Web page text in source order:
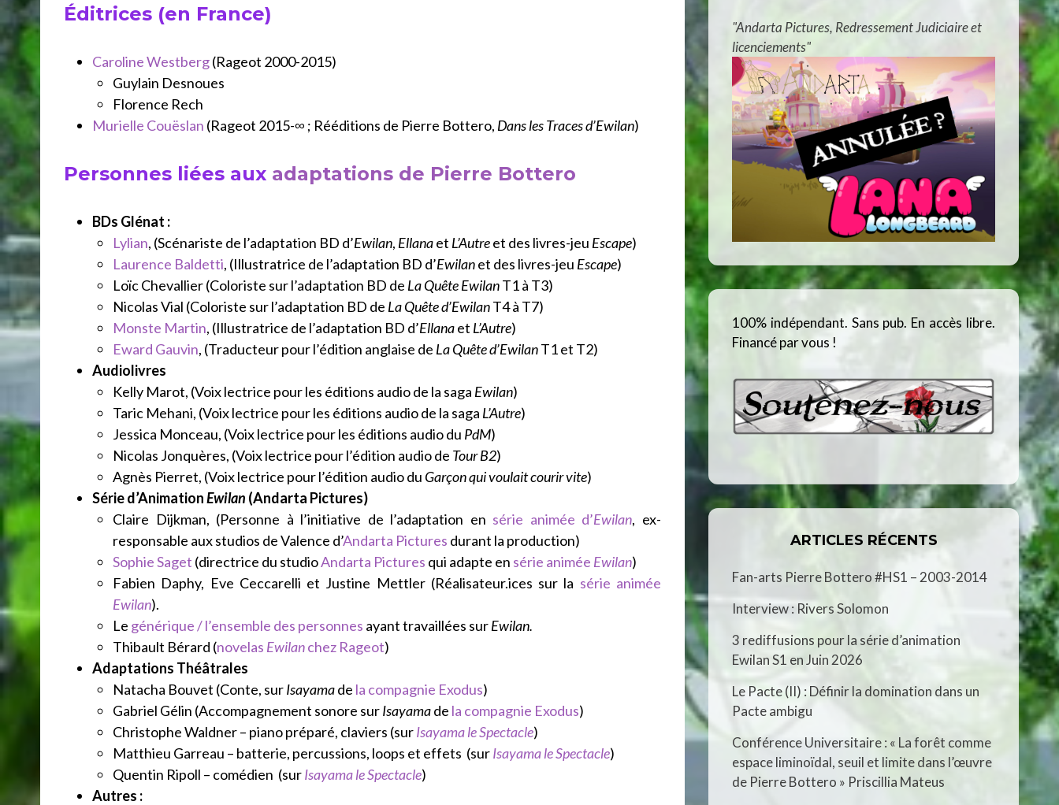
Éditrices (en France)
Caroline Westberg(Rageot 2000-2015)
Guylain Desnoues
Florence Rech
Murielle Couëslan (Rageot 2015-∞ ; Rééditions de Pierre Bottero, Dans les Traces d’Ewilan)
Personnes liées aux adaptations de Pierre Bottero
BDs Glénat :
Lylian, (Scénariste de l’adaptation BD d’Ewilan, Ellanaet L’Autreet des livres-jeu Escape)
Laurence Baldetti, (Illustratrice de l’adaptation BD d’Ewilanet des livres-jeu Escape)
Loïc Chevallier (Coloriste sur l’adaptation BD de La QuêteEwilanT1 à T3)
Nicolas Vial (Coloriste sur l’adaptation BD de La Quête d’EwilanT4 à T7)
Monste Martin, (Illustratrice de l’adaptation BD d’Ellanaet L’Autre)
Eward Gauvin, (Traducteur pour l’édition anglaise de La Quête d’EwilanT1 et T2)
Audiolivres
Kelly Marot, (Voix lectrice pour les éditions audio de la saga Ewilan)
Taric Mehani, (Voix lectrice pour les éditions audio de la saga L’Autre)
Jessica Monceau, (Voix lectrice pour les éditions audio du PdM)
Nicolas Jonquères, (Voix lectrice pour l’édition audio de Tour B2)
Agnès Pierret, (Voix lectrice pour l’édition audio du Garçon qui voulait courir vite)
Série d’AnimationEwilan (Andarta Pictures)
Claire Dijkman, (Personne à l’initiative de l’adaptation en série animée d’Ewilan, ex-
responsable aux studios de Valence d’Andarta Pictures durant la production)
Sophie Saget (directrice du studioAndarta Pictures qui adapte en série animée Ewilan)
Fabien Daphy, Eve Ceccarelli et Justine Mettler (Réalisateur.ices sur la série animée
Ewilan).
Le générique / l’ensemble des personnes ayant travaillées surEwilan.
Thibault Bérard (novelas Ewilanchez Rageot)
Adaptations Théâtrales
Natacha Bouvet (Conte, surIsayamade la compagnie Exodus)
Gabriel Gélin (Accompagnement sonore surIsayamade la compagnie Exodus)
Christophe Waldner – piano préparé, claviers (surIsayama le Spectacle)
Matthieu Garreau – batterie, percussions, loops et effets (surIsayama le Spectacle)
Quentin Ripoll – comédien (surIsayama le Spectacle)
Autres :
"Andarta Pictures, Redressement Judiciaire et
licenciements"
100% indépendant. Sans pub. En accès libre.
Financé par vous !
ARTICLES RÉCENTS
Fan-arts Pierre Bottero #HS1 – 2003-2014
Interview : Rivers Solomon
3 rediffusions pour la série d’animation
Ewilan S1 en Juin 2026
Le Pacte (II) : Définir la domination dans un
Pacte ambigu
Conférence Universitaire : « La forêt comme
espace liminoïdal, seuil et limite dans l’œuvre
de Pierre Bottero » Priscillia Mateus